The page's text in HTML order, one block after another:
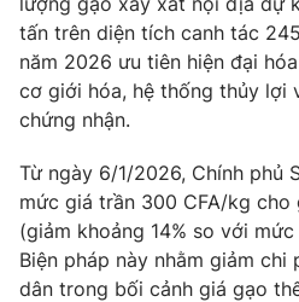
Ðiện thoại Thời báo VTV:024.66
Email: toasoan@vtv.vn
Liên hệ quảng cáo: 024-7300.7108
tấn trên diện tích canh tác
năm 2026 ưu tiên hiện đại
cơ giới hóa, hệ thống thủy lợi
chứng nhận.
Từ ngày 6/1/2026, Chính phủ
mức giá trần 300 CFA/kg cho
(giảm khoảng 14% so với
Biện pháp này nhằm giảm
dân trong bối cảnh giá gạo